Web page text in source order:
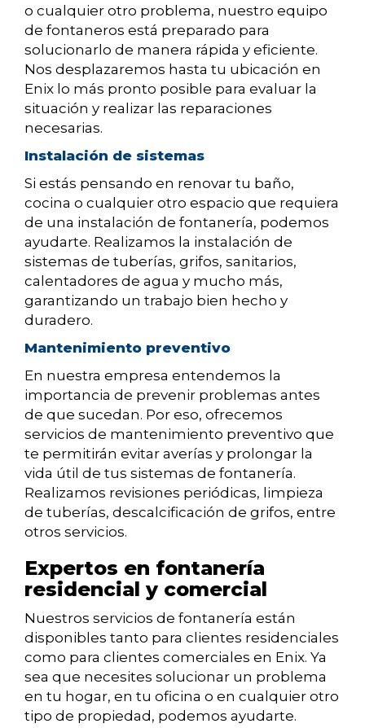
o cualquier otro problema, nuestro equipo
de fontaneros está preparado para
solucionarlo de manera rápida y eficiente.
Nos desplazaremos hasta tu ubicación en
Enix lo más pronto posible para evaluar la
situación y realizar las reparaciones
necesarias.
Instalación de sistemas
Si estás pensando en renovar tu baño,
cocina o cualquier otro espacio que requiera
de una instalación de fontanería, podemos
ayudarte. Realizamos la instalación de
sistemas de tuberías, grifos, sanitarios,
calentadores de agua y mucho más,
garantizando un trabajo bien hecho y
duradero.
Mantenimiento preventivo
En nuestra empresa entendemos la
importancia de prevenir problemas antes
de que sucedan. Por eso, ofrecemos
servicios de mantenimiento preventivo que
te permitirán evitar averías y prolongar la
vida útil de tus sistemas de fontanería.
Realizamos revisiones periódicas, limpieza
de tuberías, descalcificación de grifos, entre
otros servicios.
Expertos en fontanería
residencial y comercial
Nuestros servicios de fontanería están
disponibles tanto para clientes residenciales
como para clientes comerciales en Enix. Ya
sea que necesites solucionar un problema
en tu hogar, en tu oficina o en cualquier otro
tipo de propiedad, podemos ayudarte.